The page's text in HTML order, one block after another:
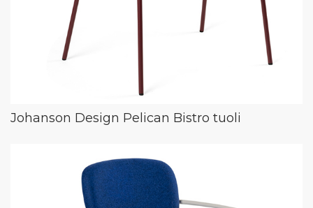
Johanson Design Pelican Bistro tuoli